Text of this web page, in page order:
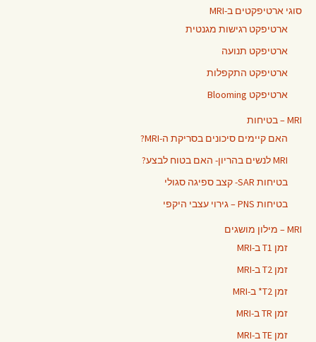
סוגי ארטיפקטים ב-MRI
ארטיפקט רגישות מגנטית
ארטיפקט תנועה
ארטיפקט התקפלות
ארטיפקט Blooming
MRI – בטיחות
האם קיימים סיכונים בסריקת ה-MRI?
MRI לנשים בהריון- האם בטוח לבצע?
בטיחות SAR- קצב ספיגה סגולי
בטיחות PNS – גירוי עצבי היקפי
MRI – מילון מושגים
זמן T1 ב-MRI
זמן T2 ב-MRI
זמן T2* ב-MRI
זמן TR ב-MRI
זמן TE ב-MRI